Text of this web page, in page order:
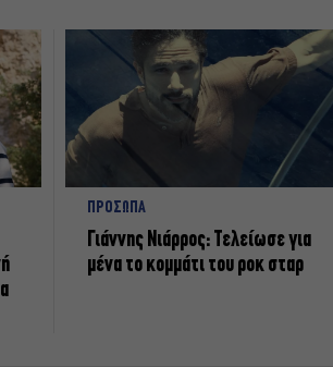
ΠΡΟΣΩΠΑ
Γιάννης Νιάρρος: Τελείωσε για
μένα το κομμάτι του ροκ σταρ